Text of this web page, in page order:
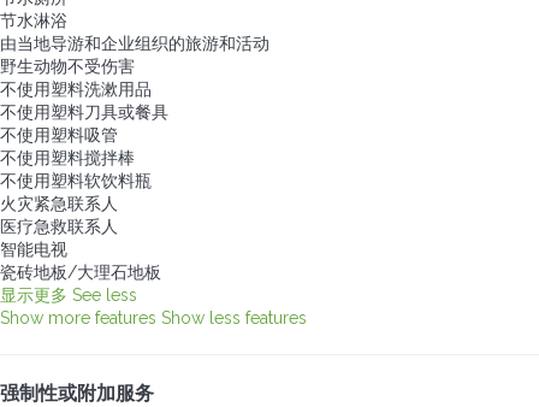
节水淋浴
由当地导游和企业组织的旅游和活动
野生动物不受伤害
不使用塑料洗漱用品
不使用塑料刀具或餐具
不使用塑料吸管
不使用塑料搅拌棒
不使用塑料软饮料瓶
火灾紧急联系人
医疗急救联系人
智能电视
瓷砖地板/大理石地板
显示更多 See less
Show more features Show less features
强制性或附加服务